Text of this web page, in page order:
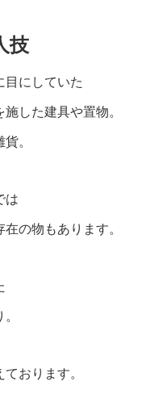
技
目にしていた
した建具や置物。
。
は
の物もあります。
おります。